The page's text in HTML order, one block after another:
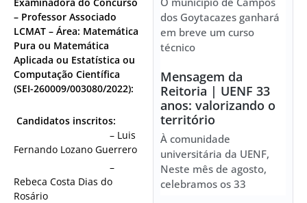
– Professor Associado
LCMAT – Área: Matemática
Pura ou Matemática
Aplicada ou Estatística ou
Computação Científica
(SEI-260009/003080/2022):
Candidatos inscritos:
– Luis
Fernando Lozano Guerrero
–
Rebeca Costa Dias do
Rosário
dos Goytacazes ganhará
em breve um curso
técnico
Mensagem da
Reitoria | UENF 33
anos: valorizando o
território
À comunidade
universitária da UENF,
Neste mês de agosto,
celebramos os 33